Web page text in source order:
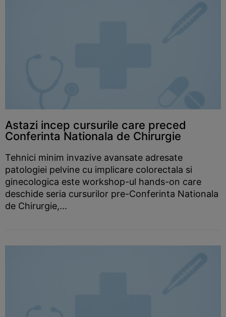
Astazi incep cursurile care preced
Conferinta Nationala de Chirurgie
Tehnici minim invazive avansate adresate
patologiei pelvine cu implicare colorectala si
ginecologica este workshop-ul hands-on care
deschide seria cursurilor pre-Conferinta Nationala
de Chirurgie,...